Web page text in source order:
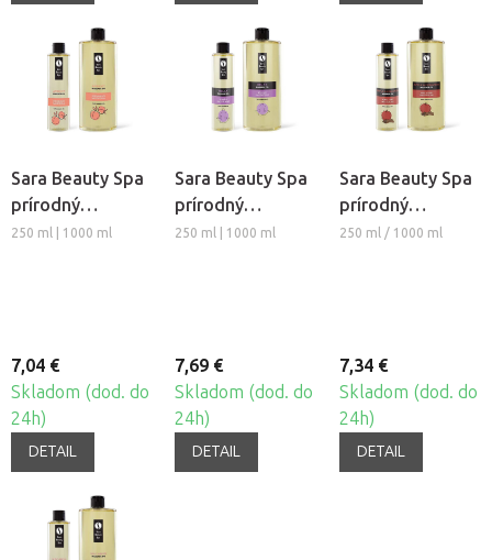
Sara Beauty Spa
prírodný
rastlinný
250 ml | 1000 ml
7,04 €
Skladom (dod. do
24h)
DETAIL
Sara Beauty Spa
prírodný
rastlinný
250 ml | 1000 ml
7,69 €
Skladom (dod. do
24h)
DETAIL
Sara Beauty Spa
prírodný
rastlinný
250 ml / 1000 ml
7,34 €
Skladom (dod. do
24h)
DETAIL